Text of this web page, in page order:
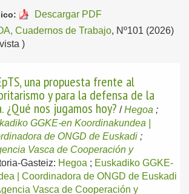
Descargar PDF
Cuadernos de Trabajo, Nº101 (2026)
)
una propuesta frente al
y para la defensa de la
¿Qué nos jugamos hoy? /Hegoa ;
GGKE-en Koordinakundea |
de ONGD de Euskadi ;
Vasca de Cooperación y
Gasteiz: Hegoa ; Euskadiko GGKE-
| Coordinadora de ONGD de Euskadi
Vasca de Cooperación y